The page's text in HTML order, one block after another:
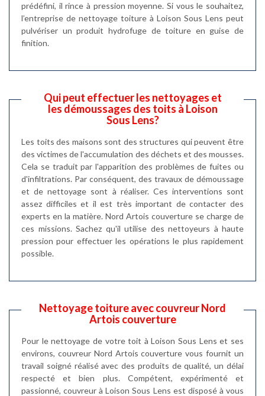
prédéfini, il rince à pression moyenne. Si vous le souhaitez,
l’entreprise de nettoyage toiture à Loison Sous Lens peut
pulvériser un produit hydrofuge de toiture en guise de
finition.
Qui peut effectuer les nettoyages et
les démoussages des toits à Loison
Sous Lens?
Les toits des maisons sont des structures qui peuvent être
des victimes de l'accumulation des déchets et des mousses.
Cela se traduit par l'apparition des problèmes de fuites ou
d'infiltrations. Par conséquent, des travaux de démoussage
et de nettoyage sont à réaliser. Ces interventions sont
assez difficiles et il est très important de contacter des
experts en la matière. Nord Artois couverture se charge de
ces missions. Sachez qu'il utilise des nettoyeurs à haute
pression pour effectuer les opérations le plus rapidement
possible.
Nettoyage toiture avec couvreur Nord
Artois couverture
Pour le nettoyage de votre toit à Loison Sous Lens et ses
environs, couvreur Nord Artois couverture vous fournit un
travail soigné réalisé avec des produits de qualité, un délai
respecté et bien plus. Compétent, expérimenté et
passionné, couvreur à Loison Sous Lens est disposé à vous